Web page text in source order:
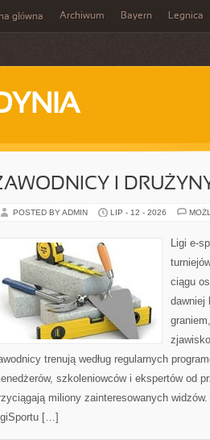
główna Archiwum Bayern Legnica
I
POSTED BY ADMIN LIP - 12 - 2026
Ligi e-
ciągu
dawniej
trenują według regularnych
szkoleniowców i ekspertów od
miliony zainteresowanych
[…]